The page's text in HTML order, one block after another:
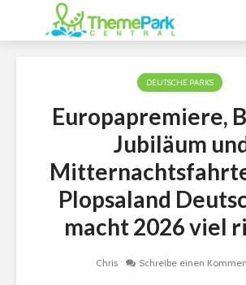
DEUTSCHE PARKS
Europapremiere,
Jubiläum
Plopsaland
macht 2026 viel
Chris Schreibe einen